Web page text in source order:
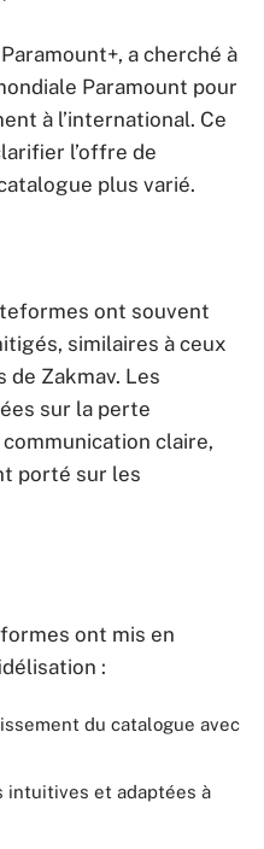
a cherché à
Paramount pour
à l’international. Ce
l’offre de
plus varié.
ont souvent
similaires à ceux
de Zakmav. Les
sur la perte
claire,
porté sur les
ont mis en
:
du catalogue avec
intuitives et adaptées à